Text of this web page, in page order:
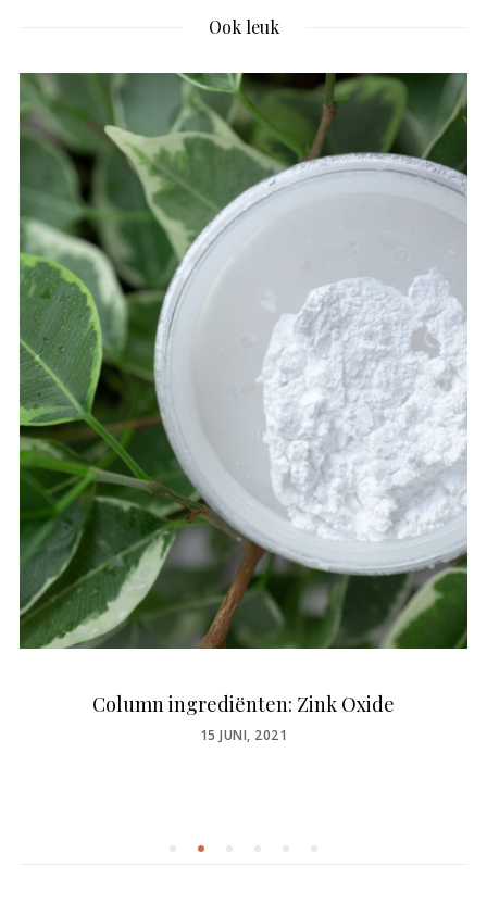
Ook leuk
Column ingrediënten: Zink Oxide
POSTED
15 JUNI, 2021